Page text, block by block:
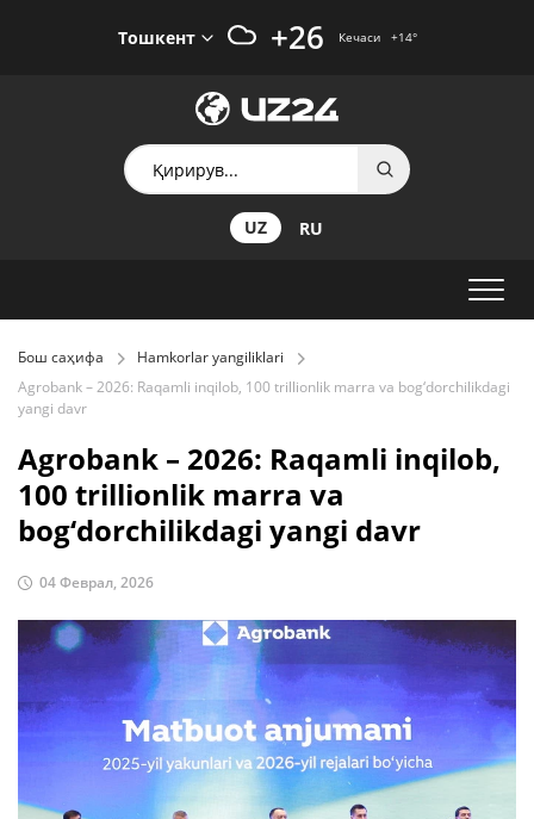
Тошкент +26 Кечаси +14°
UZ RU
Бош саҳифа
Hamkorlar yangiliklari
Agrobank – 2026: Raqamli inqilob, 100 trillionlik marra va bog‘dorchilikdagi
yangi davr
Agrobank – 2026: Raqamli inqilob,
100 trillionlik marra va
bog‘dorchilikdagi yangi davr
04 Феврал, 2026